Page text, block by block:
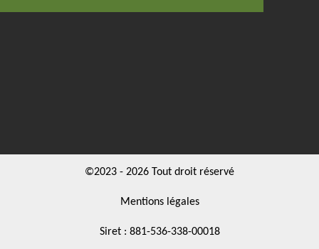
©2023 - 2026 Tout droit réservé
Mentions légales
Siret : 881-536-338-00018